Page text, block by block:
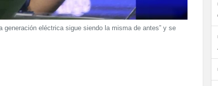
generación eléctrica sigue siendo la misma de antes” y se